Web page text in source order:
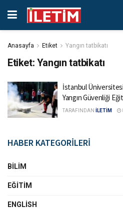
Anasayfa Etiket Yangın tatbikatı
Etiket: Yangın tatbikatı
İstanbul
Yangın Güvenliği
TARAFINDAN İLETİM
HABER KATEGORİLERİ
BILIM
EĞITIM
ENGLISH